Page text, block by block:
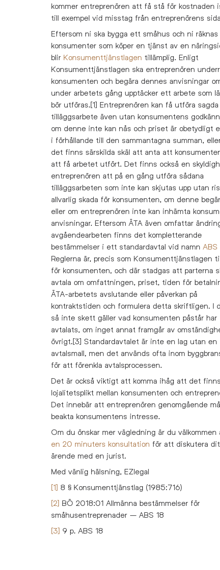
kommer entreprenören att få stå för kostnaden
till exempel vid misstag från entreprenörens
Eftersom ni ska bygga ett småhus och ni räknas
konsumenter som köper en tjänst av en
blir Konsumenttjänstlagen tillämplig. Enligt
Konsumenttjänstlagen ska entreprenören
konsumenten och begära dennes anvisningar
under arbetets gång upptäcker ett arbete som
bör utföras.[1] Entreprenören kan få utföra sagda
tilläggsarbete även utan konsumentens
om denne inte kan nås och priset är obetydligt
i förhållande till den sammantagna summan,
det finns särskilda skäl att anta att
att få arbetet utfört. Det finns också en
entreprenören att på en gång utföra sådana
tilläggsarbeten som inte kan skjutas upp utan
allvarlig skada för konsumenten, om denne
eller om entreprenören inte kan inhämta
anvisningar. Eftersom ÄTA även omfattar
avgåendearbeten finns det kompletterande
bestämmelser i ett standardavtal vid namn ABS
Reglerna är, precis som Konsumenttjänstlagen
för konsumenten, och där stadgas att parterna
avtala om omfattningen, priset, tiden för
ÄTA-arbetets avslutande eller påverkan på
kontraktstiden och formulera detta skriftligen. I
så inte skett gäller vad konsumenten påstår har
avtalats, om inget annat framgår av
övrigt.[3] Standardavtalet är inte en lag utan en
avtalsmall, men det används ofta inom
för att förenkla avtalsprocessen.
Det är också viktigt att komma ihåg att det
lojalitetsplikt mellan konsumenten och
Det innebär att entreprenören genomgående
beakta konsumentens intresse.
Om du önskar mer vägledning är du
en 20 minuters konsultation för att diskutera
ärende med en jurist.
Med vänlig hälsning, EZlegal
[1] 8 § Konsumenttjänstlag (1985:716)
[2] BÖ 2018:01 Allmänna bestämmelser för
småhusentreprenader – ABS 18
[3] 9 p. ABS 18